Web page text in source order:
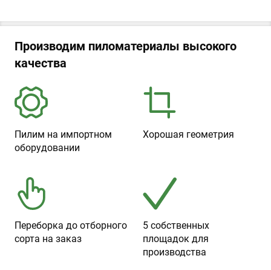
Производим пиломатериалы высокого
качества
Пилим на импортном
оборудовании
Хорошая геометрия
Переборка до отборного
сорта на заказ
5 собственных
площадок для
производства